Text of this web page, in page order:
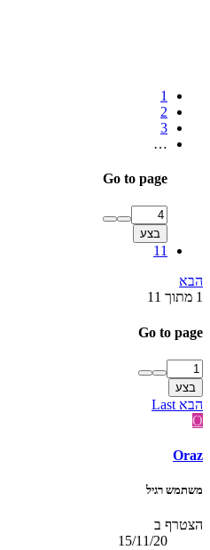
1
2
3
…
Go to page
בצע
11
הבא
1 מתוך 11
Go to page
בצע
הבא Last
O
Oraz
משתמש רגיל
הצטרף ב
15/11/20